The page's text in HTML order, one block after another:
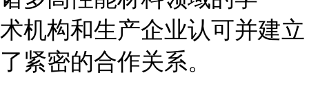
术机构和生产企业认可并建立
了紧密的合作关系。